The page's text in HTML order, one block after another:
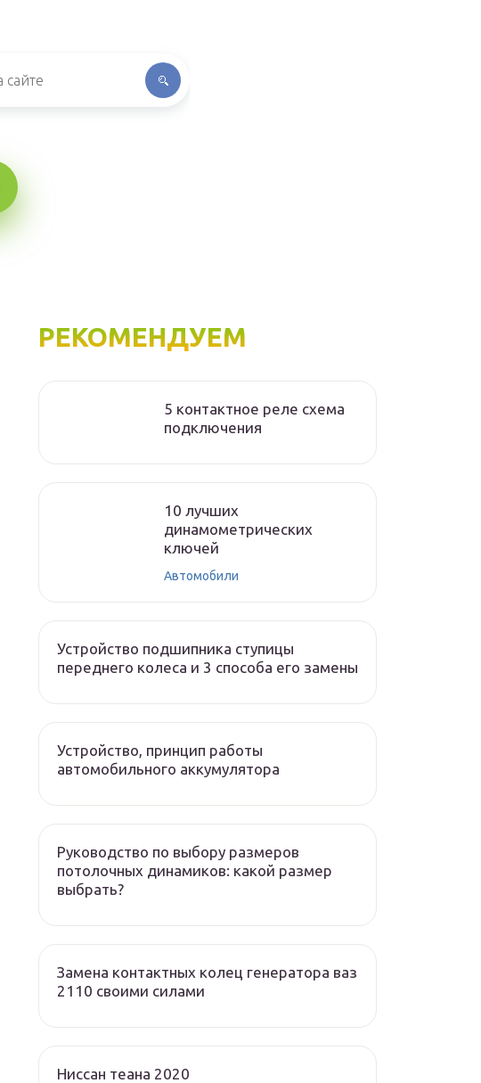
РЕКОМЕНДУЕМ
5 контактное реле схема
подключения
10 лучших
динамометрических
ключей
Автомобили
Устройство подшипника ступицы
переднего колеса и 3 способа его замены
Устройство, принцип работы
автомобильного аккумулятора
Руководство по выбору размеров
потолочных динамиков: какой размер
выбрать?
Замена контактных колец генератора ваз
2110 своими силами
Ниссан теана 2020